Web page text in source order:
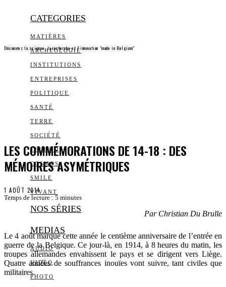
CATEGORIES
MATIÈRES
ARCHEOLOGIE
INSTITUTIONS
ENTREPRISES
POLITIQUE
SANTÉ
TERRE
SOCIÉTÉ
TECHNO
COSMOS
SMILE
VIVANT
NOS SÉRIES
MEDIAS
AUDIO
VIDÉO
PHOTO
Découvrez la science, la recherche et l’innovation "made in Belgium"
LES COMMÉMORATIONS DE 14-18 : DES
MÉMOIRES ASYMÉTRIQUES
1 AOÛT 2014
Temps de lecture : 5 minutes
Par Christian Du Brulle
Le 4 août marque cette année le centième anniversaire de l’entrée en
guerre de la Belgique. Ce jour-là, en 1914, à 8 heures du matin, les
troupes allemandes envahissent le pays et se dirigent vers Liège.
Quatre années de souffrances inouïes vont suivre, tant civiles que
militaires.